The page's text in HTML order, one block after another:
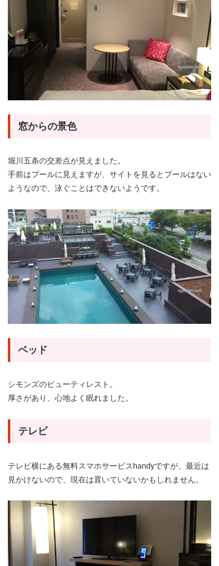
窓からの景色
堀川五条の交差点が見えました。
手前はプールに見えますが、サイトを見るとプールはない
ようなので、泳ぐことはできないようです。
ベッド
シモンズのビューティレスト。
厚さがあり、心地よく眠れました。
テレビ
テレビ横にある無料スマホサービスhandyですが、最近は
見かけないので、現在は置いていないかもしれません。